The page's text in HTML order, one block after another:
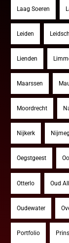
Laag Soeren
Leiden
Lienden
Maarssen
Moordrecht
Nijkerk
Oegstgeest
Otterlo Oud
Oudewater
Portfolio